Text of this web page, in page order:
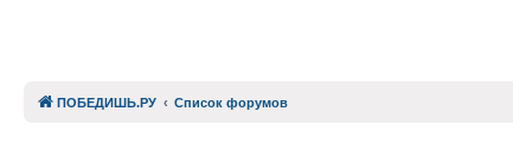
ПОБЕДИШЬ.РУ Список форумов